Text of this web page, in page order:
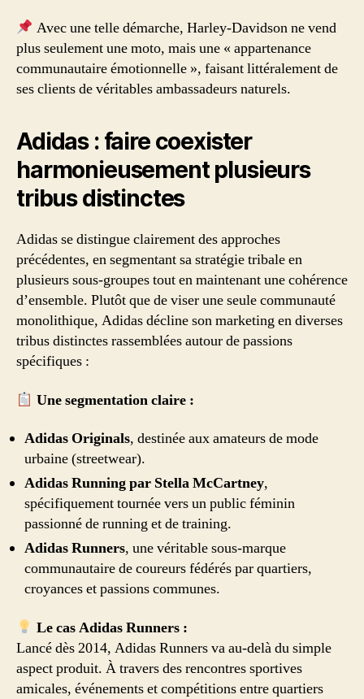
Avec une telle démarche, Harley-Davidson ne vend
plus seulement une moto, mais une « appartenance
communautaire émotionnelle », faisant littéralement de
ses clients de véritables ambassadeurs naturels.
Adidas : faire coexister
harmonieusement plusieurs
tribus distinctes
Adidas se distingue clairement des approches
précédentes, en segmentant sa stratégie tribale en
plusieurs sous-groupes tout en maintenant une cohérence
d’ensemble. Plutôt que de viser une seule communauté
monolithique, Adidas décline son marketing en diverses
tribus distinctes rassemblées autour de passions
spécifiques :
Une segmentation claire :
Adidas Originals, destinée aux amateurs de mode
urbaine (streetwear).
Adidas Running par Stella McCartney,
spécifiquement tournée vers un public féminin
passionné de running et de training.
Adidas Runners, une véritable sous-marque
communautaire de coureurs fédérés par quartiers,
croyances et passions communes.
Le cas Adidas Runners :
Lancé dès 2014, Adidas Runners va au-delà du simple
aspect produit. À travers des rencontres sportives
amicales, événements et compétitions entre quartiers